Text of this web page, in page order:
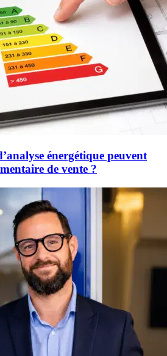
énergétique peuvent
de vente ?